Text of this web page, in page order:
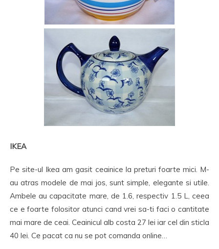
IKEA
Pe site-ul Ikea am gasit ceainice la preturi foarte mici. M-
au atras modele de mai jos, sunt simple, elegante si utile.
Ambele au capacitate mare, de 1.6, respectiv 1.5 L, ceea
ce e foarte folositor atunci cand vrei sa-ti faci o cantitate
mai mare de ceai. Ceainicul alb costa 27 lei iar cel din sticla
40 lei. Ce pacat ca nu se pot comanda online…